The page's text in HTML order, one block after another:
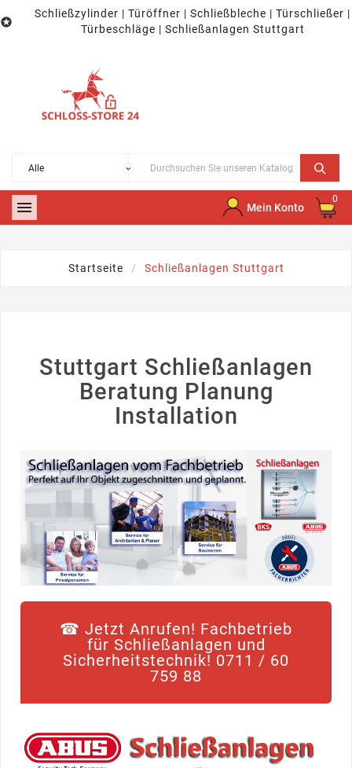

Schließzylinder | Türöffner | Schließbleche | Türschließer |
Türbeschläge | Schließanlagen Stuttgart
 Mein Konto
0
Startseite Schließanlagen Stuttgart
Stuttgart Schließanlagen
Beratung Planung
Installation
☎ Jetzt Anrufen! Fachbetrieb
für Schließanlagen und
Sicherheitstechnik! 0711 / 60
759 88